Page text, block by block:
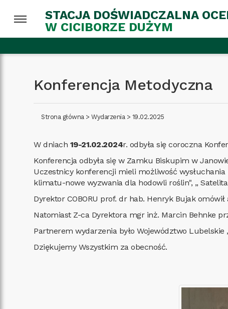
STACJA DOŚWIADCZALNA
W CICIBORZE DUŻYM
Konferencja Metodyczna
Strona główna>Wydarzenia> 19.02.2025
W dniach 19-21.02.2024r. odbyła się coroczna
Konferencja odbyła się w Zamku Biskupim w
Uczestnicy konferencji mieli możliwość
klimatu-nowe wyzwania dla hodowli roślin", ,,
Dyrektor COBORU prof. dr hab. Henryk Bujak
Natomiast Z-ca Dyrektora mgr inż. Marcin Behnke
Partnerem wydarzenia było Województwo
Dziękujemy Wszystkim za obecność.